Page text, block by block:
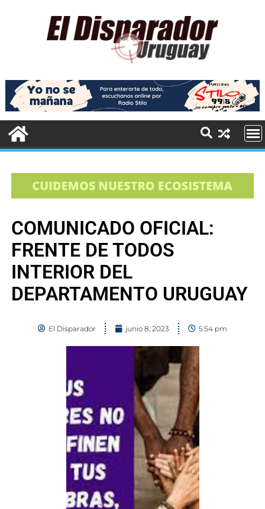
COMUNICADO OFICIAL:
FRENTE DE TODOS
INTERIOR DEL
DEPARTAMENTO URUGUAY
El Disparador junio 8, 2023 5:54 pm